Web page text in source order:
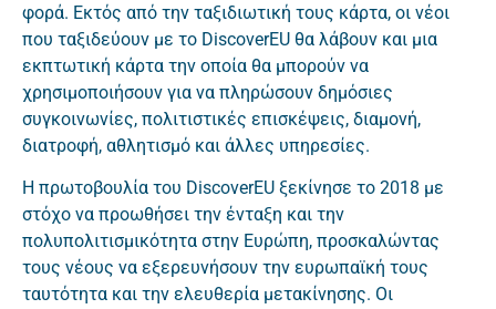
φορά. Εκτός από την ταξιδιωτική τους κάρτα, οι νέοι
που ταξιδεύουν με το DiscoverEU θα λάβουν και μια
εκπτωτική κάρτα την οποία θα μπορούν να
χρησιμοποιήσουν για να πληρώσουν δημόσιες
συγκοινωνίες, πολιτιστικές επισκέψεις, διαμονή,
διατροφή, αθλητισμό και άλλες υπηρεσίες.
Η πρωτοβουλία του DiscoverEU ξεκίνησε το 2018 με
στόχο να προωθήσει την ένταξη και την
πολυπολιτισμικότητα στην Ευρώπη, προσκαλώντας
τους νέους να εξερευνήσουν την ευρωπαϊκή τους
ταυτότητα και την ελευθερία μετακίνησης. Οι